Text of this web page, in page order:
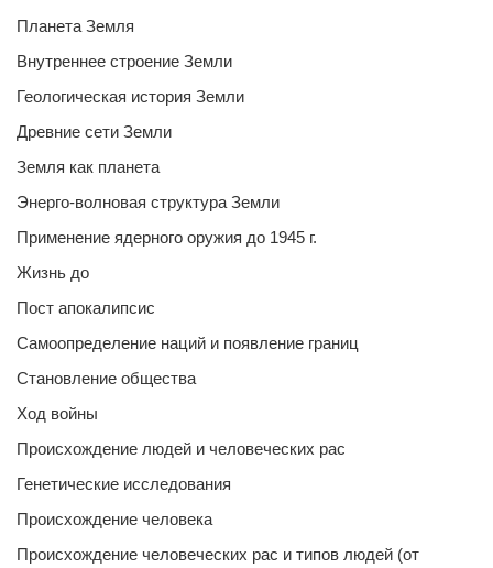
Планета Земля
Внутреннее строение Земли
Геологическая история Земли
Древние сети Земли
Земля как планета
Энерго-волновая структура Земли
Применение ядерного оружия до 1945 г.
Жизнь до
Пост апокалипсис
Самоопределение наций и появление границ
Становление общества
Ход войны
Происхождение людей и человеческих рас
Генетические исследования
Происхождение человека
Происхождение человеческих рас и типов людей (от